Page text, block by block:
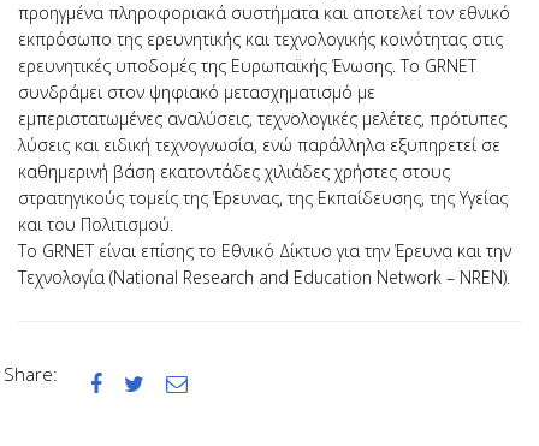
προηγμένα πληροφοριακά συστήματα και αποτελεί τον εθνικό
εκπρόσωπο της ερευνητικής και τεχνολογικής κοινότητας στις
ερευνητικές υποδομές της Ευρωπαϊκής Ένωσης. Το GRNET
συνδράμει στον ψηφιακό μετασχηματισμό με
εμπεριστατωμένες αναλύσεις, τεχνολογικές μελέτες, πρότυπες
λύσεις και ειδική τεχνογνωσία, ενώ παράλληλα εξυπηρετεί σε
καθημερινή βάση εκατοντάδες χιλιάδες χρήστες στους
στρατηγικούς τομείς της Έρευνας, της Εκπαίδευσης, της Υγείας
και του Πολιτισμού.
Το GRNET είναι επίσης το Εθνικό Δίκτυο για την Έρευνα και την
Τεχνολογία (National Research and Education Network – NREN).
Share:   